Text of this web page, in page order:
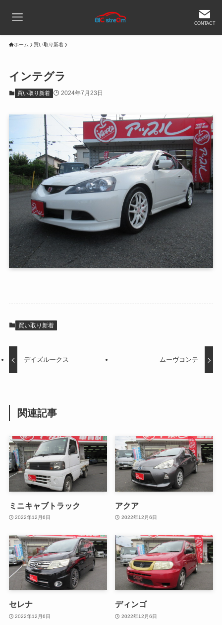
CONTACT
ホーム 買い取り新着
インテグラ
買い取り新着 2024年7月23日
買い取り新着
デイズルークス ムーヴコンテ
関連記事
ミニキャブトラック
2022年12月6日
アクア
2022年12月6日
セレナ
2022年12月6日
ディンゴ
2022年12月6日